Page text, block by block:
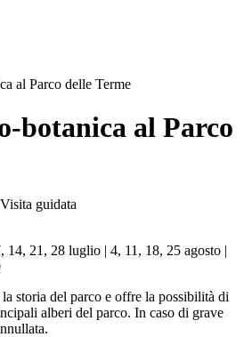
al Parco delle Terme
botanica al Parco
guidata
14, 21, 28 luglio | 4, 11, 18, 25 agosto |
storia del parco e offre la possibilità di
alberi del parco. In caso di grave